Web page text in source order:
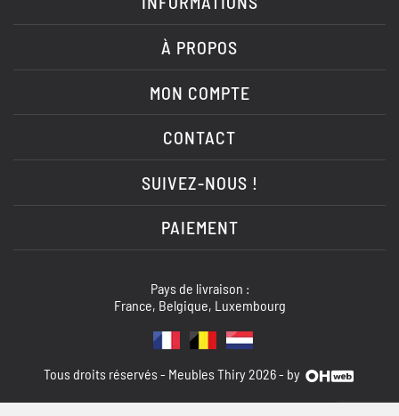
À PROPOS
MON COMPTE
CONTACT
SUIVEZ-NOUS !
PAIEMENT
Pays de livraison :
France, Belgique, Luxembourg
Tous droits réservés - Meubles Thiry 2026 - by